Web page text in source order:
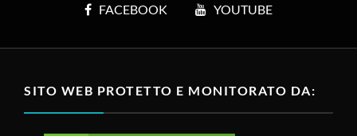
FACEBOOK YOUTUBE
SITO WEB PROTETTO E MONITORATO DA: